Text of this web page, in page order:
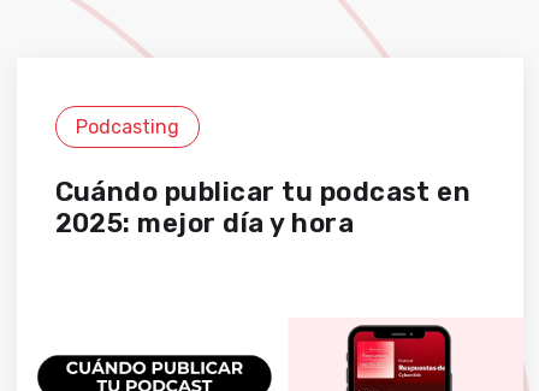
Podcasting
Cuándo publicar tu podcast en
2025: mejor día y hora